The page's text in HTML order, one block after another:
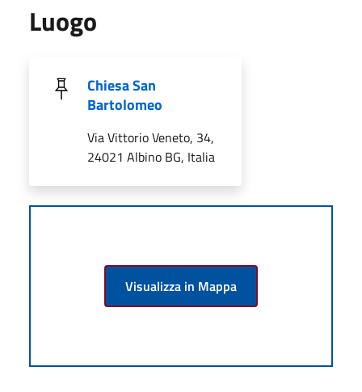
Luogo
Chiesa San
Bartolomeo
Via Vittorio Veneto, 34,
24021 Albino BG, Italia
Visualizza in Mappa